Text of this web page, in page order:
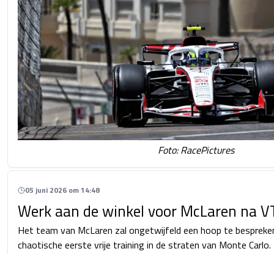
Foto: RacePictures
05 juni 2026 om 14:48
Werk aan de winkel voor McLaren na
Het team van McLaren zal ongetwijfeld een hoop te
chaotische eerste vrije training in de straten van Monte